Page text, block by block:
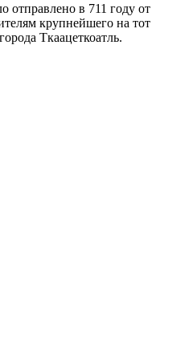
отправлено в 711 году от
крупнейшего на тот
Ткаацеткоатль.